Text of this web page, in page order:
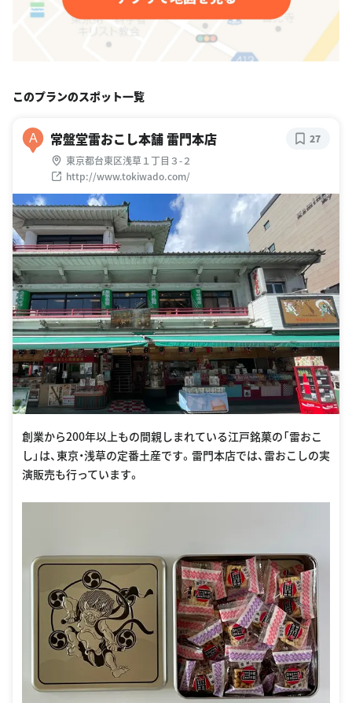
このプランのスポット一覧
A 常盤堂雷おこし本舗 雷門本店
東京都台東区浅草１丁目３-２
http://www.tokiwado.com/
27
創業から200年以上もの間親しまれている江戸銘菓の「雷おこ
し」は、東京・浅草の定番土産です。雷門本店では、雷おこしの実
演販売も行っています。